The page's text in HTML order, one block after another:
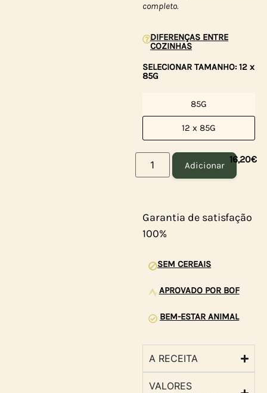
completo.
DIFERENÇAS ENTRE
COZINHAS
SELECIONAR TAMANHO: 12 x
85G
85G
12 x 85G
Adicionar
16,20€
Garantia de satisfação
100%
SEM CEREAIS
APROVADO POR BOF
BEM-ESTAR ANIMAL
A RECEITA
VALORES